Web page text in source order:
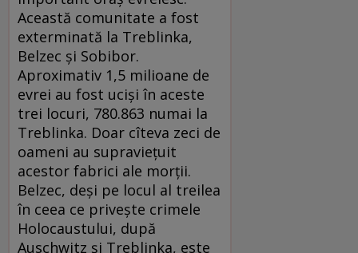
Această comunitate a fost
exterminată la Treblinka,
Belzec şi Sobibor.
Aproximativ 1,5 milioane de
evrei au fost ucişi în aceste
trei locuri, 780.863 numai la
Treblinka. Doar cîteva zeci de
oameni au supravieţuit
acestor fabrici ale morţii.
Belzec, deşi pe locul al treilea
în ceea ce priveşte crimele
Holocaustului, după
Auschwitz şi Treblinka, este